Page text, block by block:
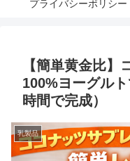
プライバシーポリシー
【簡単黄金比】
100%ヨーグル
時間で完成）
乳製品